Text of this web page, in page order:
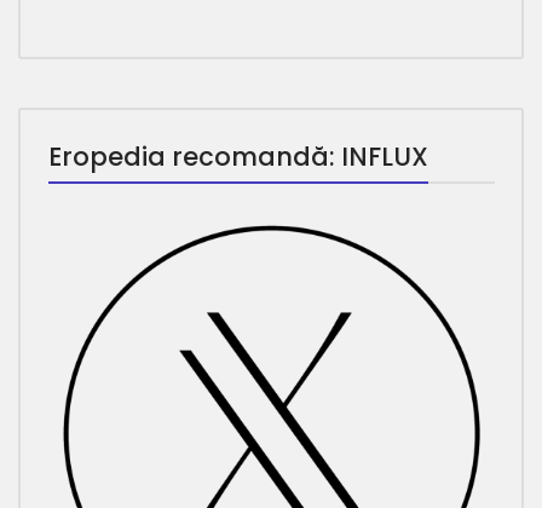
Eropedia recomandă: INFLUX